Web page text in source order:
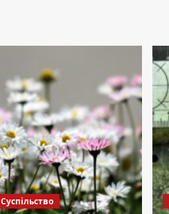
Суспільство